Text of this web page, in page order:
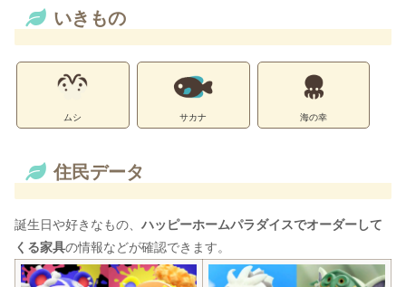
いきもの
ムシ サカナ 海の幸
住民データ
誕生日や好きなもの、 ハッピーホームパラダイスでオーダーして
くる家具の情報などが確認できます。